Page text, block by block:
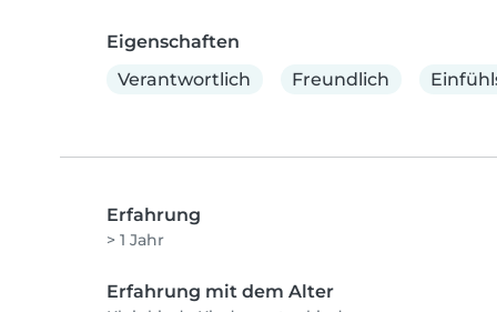
Eigenschaften
Verantwortlich
Freundlich
Erfahrung
> 1 Jahr
Erfahrung mit dem Alter